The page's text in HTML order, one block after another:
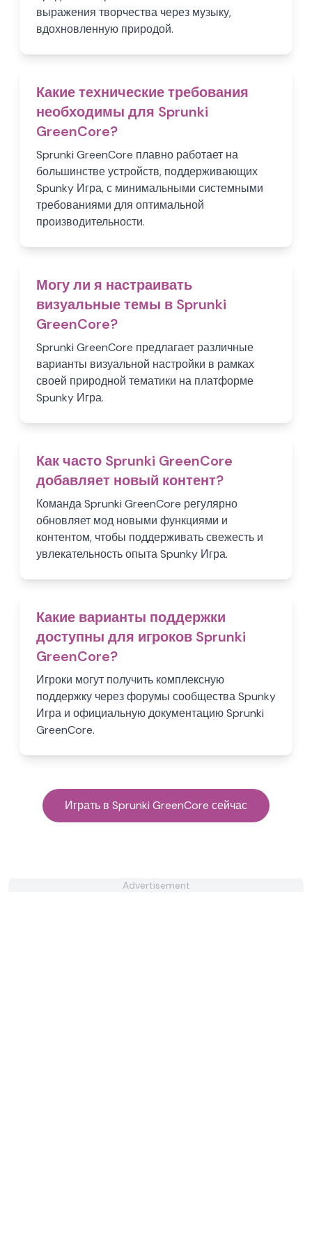
выражения творчества через музыку,
вдохновленную природой.
Какие технические требования
необходимы для Sprunki
GreenCore?
Sprunki GreenCore плавно работает на
большинстве устройств, поддерживающих
Spunky Игра, с минимальными системными
требованиями для оптимальной
производительности.
Могу ли я настраивать
визуальные темы в Sprunki
GreenCore?
Sprunki GreenCore предлагает различные
варианты визуальной настройки в рамках
своей природной тематики на платформе
Spunky Игра.
Как часто Sprunki GreenCore
добавляет новый контент?
Команда Sprunki GreenCore регулярно
обновляет мод новыми функциями и
контентом, чтобы поддерживать свежесть и
увлекательность опыта Spunky Игра.
Какие варианты поддержки
доступны для игроков Sprunki
GreenCore?
Игроки могут получить комплексную
поддержку через форумы сообщества Spunky
Игра и официальную документацию Sprunki
GreenCore.
Играть в Sprunki GreenCore сейчас
Advertisement